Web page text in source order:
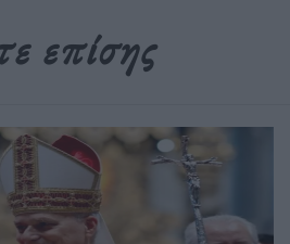
επίσης